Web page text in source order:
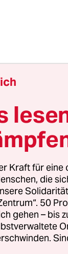
Ironie,
die
Urlaub
Mai-
Arbeiter,
Kraft für eine
die
50
gehen – bis